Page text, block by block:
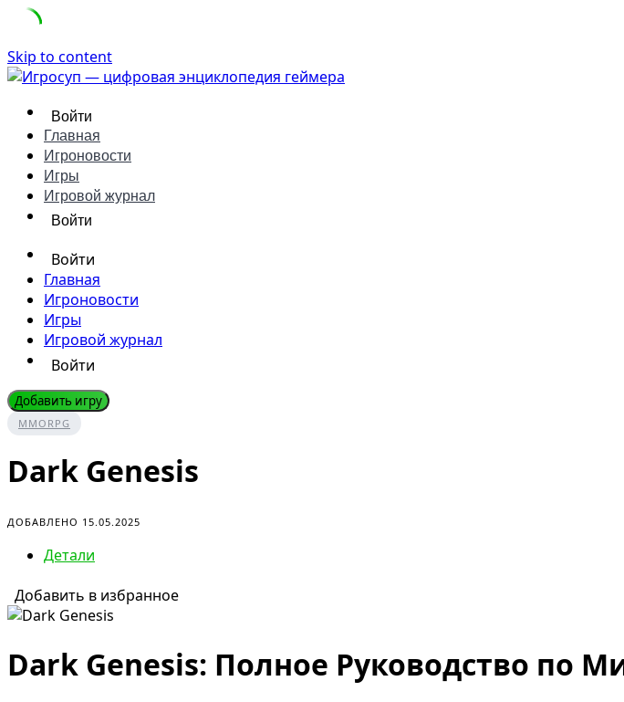
Skip to content
Войти
Главная
Игроновости
Игры
Игровой журнал
Войти
Войти
Главная
Игроновости
Игры
Игровой журнал
Войти
Добавить игру
MMORPG
Dark Genesis
ДОБАВЛЕНО 15.05.2025
Детали
Добавить в избранное
Dark Genesis: Полное Руководство по